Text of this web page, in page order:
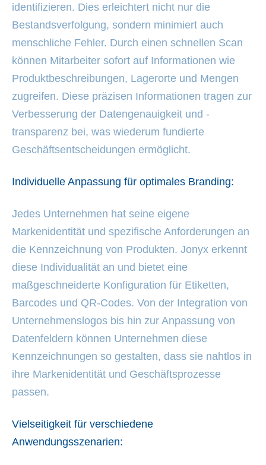
identifizieren. Dies erleichtert nicht nur die
Bestandsverfolgung, sondern minimiert auch
menschliche Fehler. Durch einen schnellen Scan
können Mitarbeiter sofort auf Informationen wie
Produktbeschreibungen, Lagerorte und Mengen
zugreifen. Diese präzisen Informationen tragen zur
Verbesserung der Datengenauigkeit und -
transparenz bei, was wiederum fundierte
Geschäftsentscheidungen ermöglicht.
Individuelle Anpassung für optimales Branding:
Jedes Unternehmen hat seine eigene
Markenidentität und spezifische Anforderungen an
die Kennzeichnung von Produkten. Jonyx erkennt
diese Individualität an und bietet eine
maßgeschneiderte Konfiguration für Etiketten,
Barcodes und QR-Codes. Von der Integration von
Unternehmenslogos bis hin zur Anpassung von
Datenfeldern können Unternehmen diese
Kennzeichnungen so gestalten, dass sie nahtlos in
ihre Markenidentität und Geschäftsprozesse
passen.
Vielseitigkeit für verschiedene
Anwendungsszenarien: